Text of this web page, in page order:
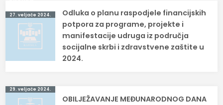
Navigacija
objava
27. veljače 2024.
Odluka o planu raspodjele financijskih
potpora za programe, projekte i
manifestacije udruga iz područja
socijalne skrbi i zdravstvene zaštite u
2024.
29. veljače 2024.
OBILJEŽAVANJE MEĐUNARODNOG DANA